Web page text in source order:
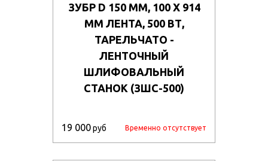
ЗУБР D 150 ММ, 100 Х 914
ММ ЛЕНТА, 500 ВТ,
ТАРЕЛЬЧАТО -
ЛЕНТОЧНЫЙ
ШЛИФОВАЛЬНЫЙ
СТАНОК (ЗШС-500)
19 000руб Временно отсутствует